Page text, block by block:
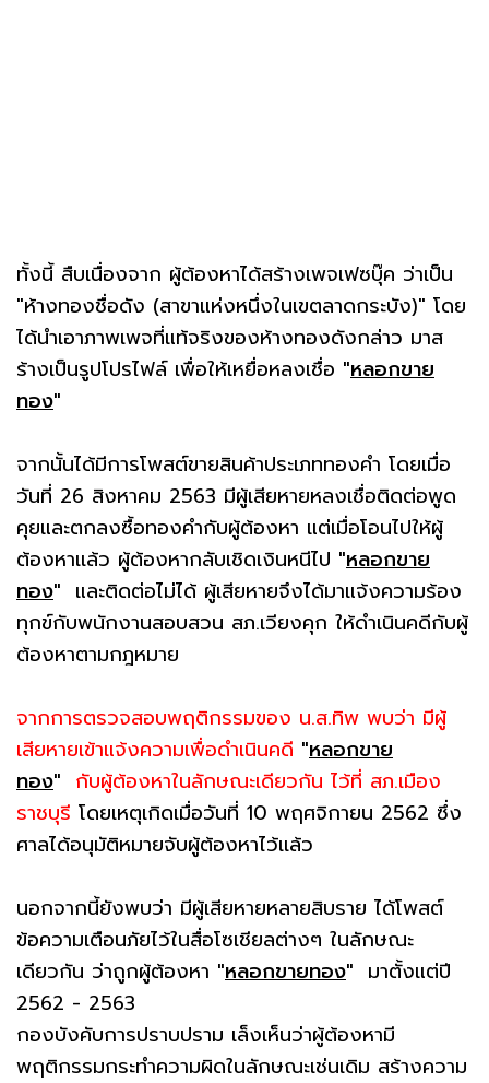
ทั้งนี้ สืบเนื่องจาก ผู้ต้องหาได้สร้างเพจเฟซบุ๊ค ว่าเป็น
"ห้างทองชื่อดัง (สาขาแห่งหนึ่งในเขตลาดกระบัง)" โดย
ได้นำเอาภาพเพจที่แท้จริงของห้างทองดังกล่าว มาส
ร้างเป็นรูปโปรไฟล์ เพื่อให้เหยื่อหลงเชื่อ "หลอกขาย
ทอง"
จากนั้นได้มีการโพสต์ขายสินค้าประเภททองคำ โดยเมื่อ
วันที่ 26 สิงหาคม 2563 มีผู้เสียหายหลงเชื่อติดต่อพูด
คุยและตกลงซื้อทองคำกับผู้ต้องหา แต่เมื่อโอนไปให้ผู้
ต้องหาเเล้ว ผู้ต้องหากลับเชิดเงินหนีไป "หลอกขาย
ทอง" และติดต่อไม่ได้ ผู้เสียหายจึงได้มาแจ้งความร้อง
ทุกข์กับพนักงานสอบสวน สภ.เวียงคุก ให้ดำเนินคดีกับผู้
ต้องหาตามกฎหมาย
จากการตรวจสอบพฤติกรรมของ น.ส.ทิพ พบว่า มีผู้
เสียหายเข้าแจ้งความเพื่อดำเนินคดี "หลอกขาย
ทอง" กับผู้ต้องหาในลักษณะเดียวกัน ไว้ที่ สภ.เมือง
ราชบุรี โดยเหตุเกิดเมื่อวันที่ 10 พฤศจิกายน 2562 ซึ่ง
ศาลได้อนุมัติหมายจับผู้ต้องหาไว้เเล้ว
นอกจากนี้ยังพบว่า มีผู้เสียหายหลายสิบราย ได้โพสต์
ข้อความเตือนภัยไว้ในสื่อโซเชียลต่างๆ ในลักษณะ
เดียวกัน ว่าถูกผู้ต้องหา "หลอกขายทอง" มาตั้งแต่ปี
2562 - 2563
กองบังคับการปราบปราม เล็งเห็นว่าผู้ต้องหามี
พฤติกรรมกระทำความผิดในลักษณะเช่นเดิม สร้างความ